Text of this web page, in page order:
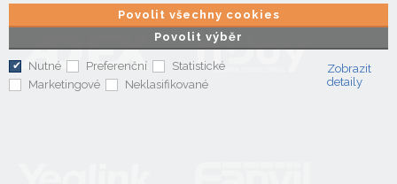
Povolit výběr
Povolit všechny cookies
Nutné Preferenční
Statistické
Marketingové
Neklasifikované
Zobrazit
detaily